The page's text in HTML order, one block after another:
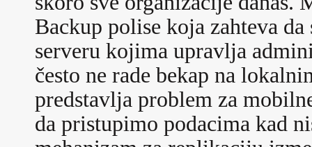
Backup polise koja zahteva
serveru kojima upravlja
često ne rade bekap na
predstavlja problem za
da pristupimo podacima kad